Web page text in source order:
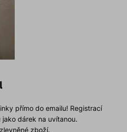
přímo do emailu! Registrací
dárek na uvítanou.
zboží.